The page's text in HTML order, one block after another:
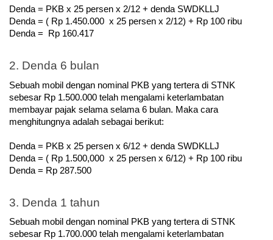
Denda = PKB x 25 persen x 2/12 + denda SWDKLLJ
Denda = ( Rp 1.450.000  x 25 persen x 2/12) + Rp 100 ribu
Denda =  Rp 160.417
2. Denda 6 bulan
Sebuah mobil dengan nominal PKB yang tertera di STNK
sebesar Rp 1.500.000 telah mengalami keterlambatan
membayar pajak selama selama 6 bulan. Maka cara
menghitungnya adalah sebagai berikut:
Denda = PKB x 25 persen x 6/12 + denda SWDKLLJ
Denda = ( Rp 1.500,000  x 25 persen x 6/12) + Rp 100 ribu
Denda = Rp 287.500
3. Denda 1 tahun
Sebuah mobil dengan nominal PKB yang tertera di STNK
sebesar Rp 1.700.000 telah mengalami keterlambatan